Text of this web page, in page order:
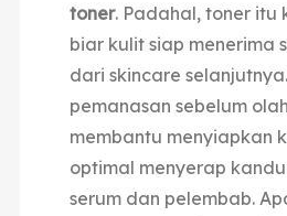
toner. Padahal, toner itu
biar kulit siap menerima
dari skincare
pemanasan sebelum
membantu menyiapkan
optimal menyerap
serum dan pelembab.